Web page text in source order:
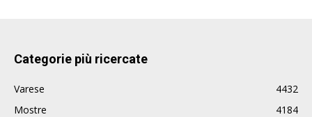
Categorie più ricercate
Varese
4432
Mostre
4184